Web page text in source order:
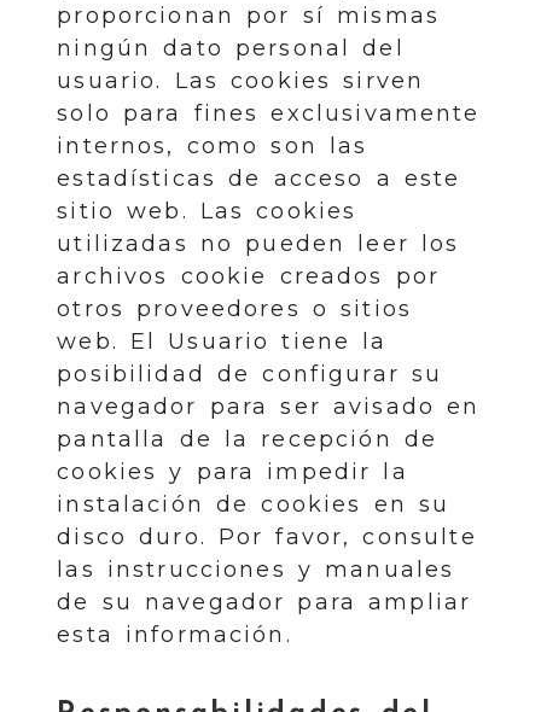
proporcionan por sí mismas
ningún dato personal del
usuario. Las cookies sirven
solo para fines exclusivamente
internos, como son las
estadísticas de acceso a este
sitio web. Las cookies
utilizadas no pueden leer los
archivos cookie creados por
otros proveedores o sitios
web. El Usuario tiene la
posibilidad de configurar su
navegador para ser avisado en
pantalla de la recepción de
cookies y para impedir la
instalación de cookies en su
disco duro. Por favor, consulte
las instrucciones y manuales
de su navegador para ampliar
esta información.